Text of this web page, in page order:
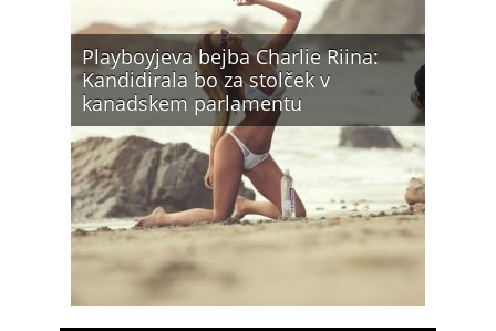
Playboyjeva bejba Charlie Riina:
Kandidirala bo za stolček v
kanadskem parlamentu